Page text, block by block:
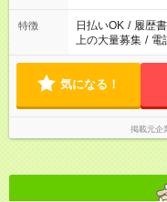
特徴 日払いOK / 履歴
上の大量募集 / 電
気になる！
掲載元企